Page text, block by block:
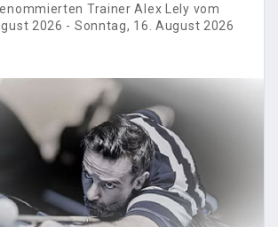
Trainer Alex Lely vom
2026 - Sonntag, 16. August 2026